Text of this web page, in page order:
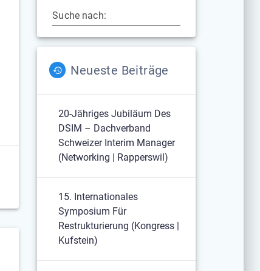
Suche nach:
Neueste Beiträge
20-Jähriges Jubiläum Des
DSIM – Dachverband
Schweizer Interim Manager
(Networking | Rapperswil)
15. Internationales
Symposium Für
Restrukturierung (Kongress |
Kufstein)